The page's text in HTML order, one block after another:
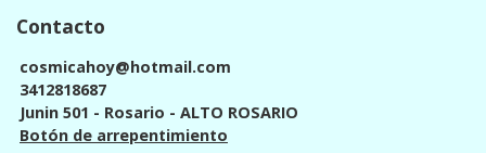
Contacto
cosmicahoy@hotmail.com
3412818687
Junin 501 - Rosario - ALTO ROSARIO
Botón de arrepentimiento